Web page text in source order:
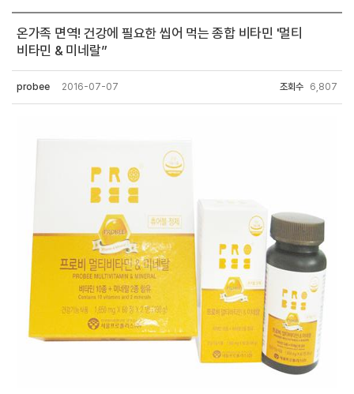
온가족 면역! 건강에 필요한 씹어 먹는 종합 비타민 '멀티
비타민 & 미네랄”
probee 2016-07-07 조회수 6,807